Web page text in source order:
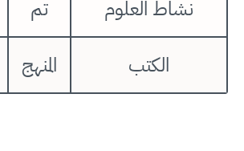
نشاط العلوم تم
الكتب
المنهج